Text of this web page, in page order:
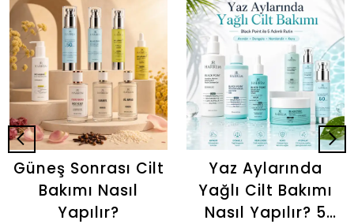
Güneş Sonrası Cilt
Bakımı Nasıl
Yapılır?
Yaz Aylarında
Yağlı Cilt Bakımı
Nasıl Yapılır? 5